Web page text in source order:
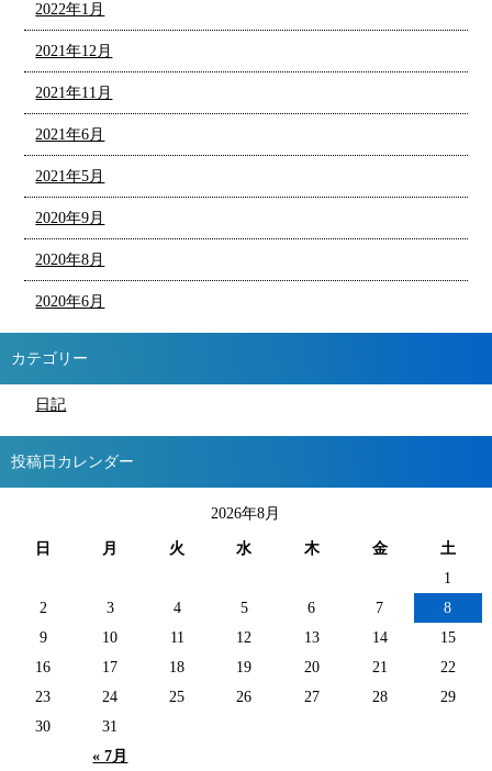
2022年1月
2021年12月
2021年11月
2021年6月
2021年5月
2020年9月
2020年8月
2020年6月
カテゴリー
日記
投稿日カレンダー
2026年8月
日 月 火 水 木 金 土
« 7月
1
2
3 4 5 6 7
8
9
10 11 12 13 14
15
16
17 18 19 20 21
22
23
24 25 26 27 28
29
30
31